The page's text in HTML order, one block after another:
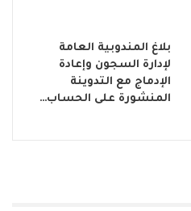
بلاغ المندوبية العامة
لإدارة السجون وإعادة
الإدماج مع التدوينة
المنشورة على الحساب…